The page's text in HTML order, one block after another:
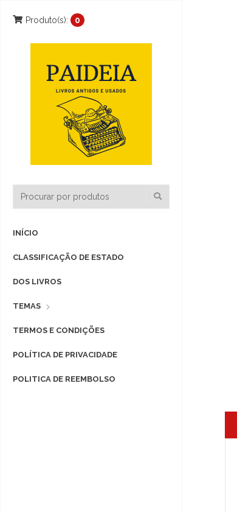
Produto(s): 0
INÍCIO
CLASSIFICAÇÃO DE ESTADO
DOS LIVROS
TEMAS
TERMOS E CONDIÇÕES
POLÍTICA DE PRIVACIDADE
POLITICA DE REEMBOLSO